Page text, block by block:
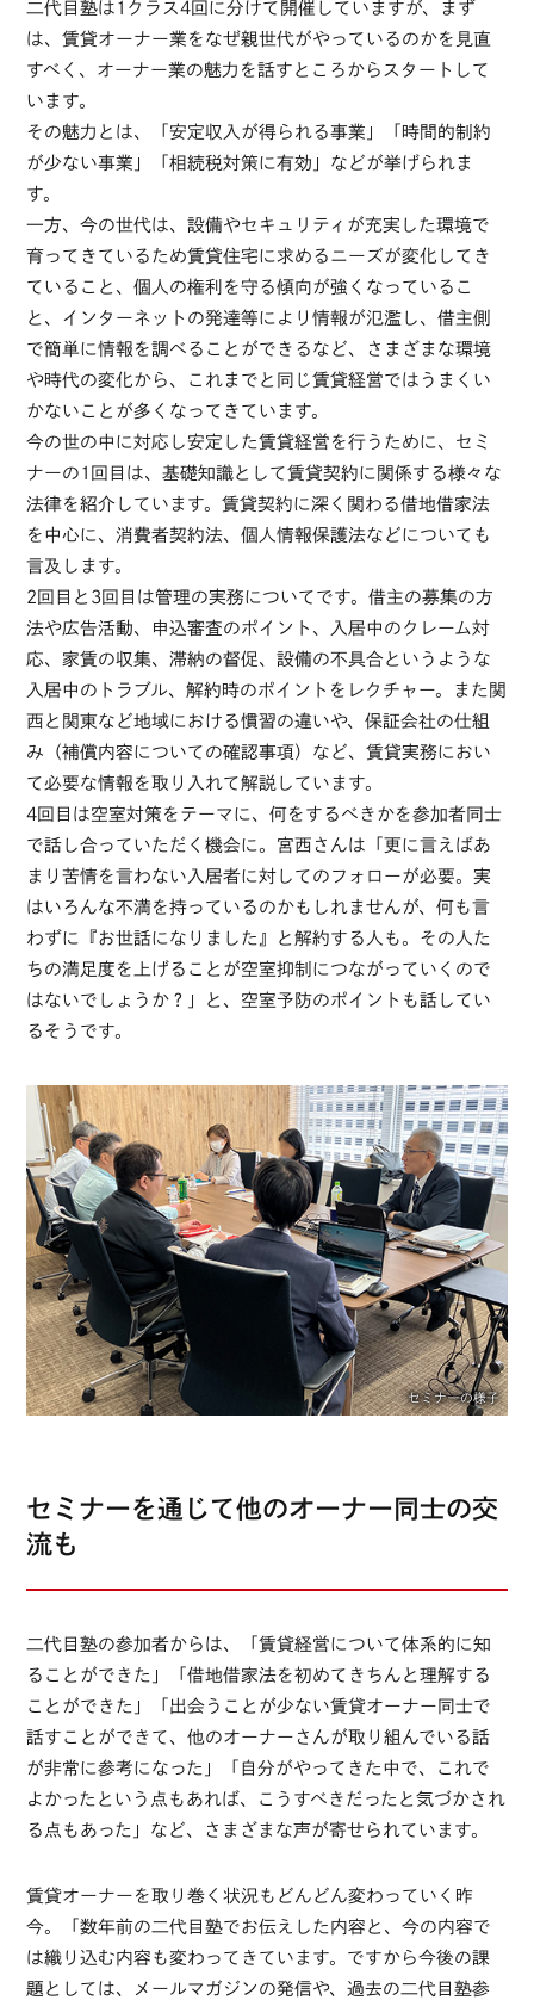
二代目塾は1クラス4回に分けて開催していますが、まず
は、賃貸オーナー業をなぜ親世代がやっているのかを見直
すべく、オーナー業の魅力を話すところからスタートして
います。
その魅力とは、「安定収入が得られる事業」「時間的制約
が少ない事業」「相続税対策に有効」などが挙げられま
す。
一方、今の世代は、設備やセキュリティが充実した環境で
育ってきているため賃貸住宅に求めるニーズが変化してき
ていること、個人の権利を守る傾向が強くなっているこ
と、インターネットの発達等により情報が氾濫し、借主側
で簡単に情報を調べることができるなど、さまざまな環境
や時代の変化から、これまでと同じ賃貸経営ではうまくい
かないことが多くなってきています。
今の世の中に対応し安定した賃貸経営を行うために、セミ
ナーの1回目は、基礎知識として賃貸契約に関係する様々な
法律を紹介しています。賃貸契約に深く関わる借地借家法
を中心に、消費者契約法、個人情報保護法などについても
言及します。
2回目と3回目は管理の実務についてです。借主の募集の方
法や広告活動、申込審査のポイント、入居中のクレーム対
応、家賃の収集、滞納の督促、設備の不具合というような
入居中のトラブル、解約時のポイントをレクチャー。また関
西と関東など地域における慣習の違いや、保証会社の仕組
み（補償内容についての確認事項）など、賃貸実務におい
て必要な情報を取り入れて解説しています。
4回目は空室対策をテーマに、何をするべきかを参加者同士
で話し合っていただく機会に。宮西さんは「更に言えばあ
まり苦情を言わない入居者に対してのフォローが必要。実
はいろんな不満を持っているのかもしれませんが、何も言
わずに『お世話になりました』と解約する人も。その人た
ちの満足度を上げることが空室抑制につながっていくので
はないでしょうか？」と、空室予防のポイントも話してい
るそうです。
セミナーの様子
セミナーを通じて他のオーナー同士の交
流も
二代目塾の参加者からは、「賃貸経営について体系的に知
ることができた」「借地借家法を初めてきちんと理解する
ことができた」「出会うことが少ない賃貸オーナー同士で
話すことができて、他のオーナーさんが取り組んでいる話
が非常に参考になった」「自分がやってきた中で、これで
よかったという点もあれば、こうすべきだったと気づかされ
る点もあった」など、さまざまな声が寄せられています。
賃貸オーナーを取り巻く状況もどんどん変わっていく昨
今。「数年前の二代目塾でお伝えした内容と、今の内容で
は織り込む内容も変わってきています。ですから今後の課
題としては、メールマガジンの発信や、過去の二代目塾参